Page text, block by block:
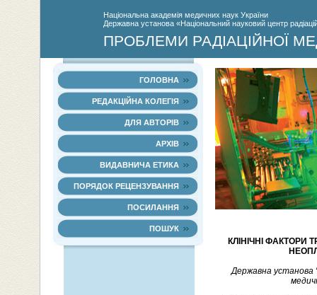
Нацiональна академiя медичних наук України
Державна установа «Національний науковий центр
ПРОБЛЕМИ РАДІАЦІЙНОЇ
ГОЛОВНА
РЕДАКЦІЙНА КОЛЕГІЯ
ДЛЯ АВТОРІВ
АРХІВ
ВИДАВНИЧА ЕТИКА
ПОРЯДОК РЕЦЕНЗУВАННЯ
ПОСИЛАННЯ
ПОШУК
КЛІНІЧНІ ФАКТОРИ
Державна установа